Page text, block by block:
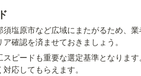
塩原市など広域にまたがるため、
確認を済ませておきましょう。
ピードも重要な選定基準となりま
応してもらえます。